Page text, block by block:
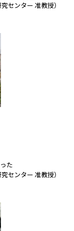
センター 准教授）
た
センター 准教授）